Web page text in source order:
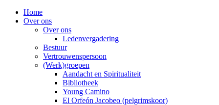
Home
Over ons
Over ons
Ledenvergadering
Bestuur
Vertrouwenspersoon
(Werk)groepen
Aandacht en Spiritualiteit
Bibliotheek
Young Camino
El Orfeón Jacobeo (pelgrimskoor)